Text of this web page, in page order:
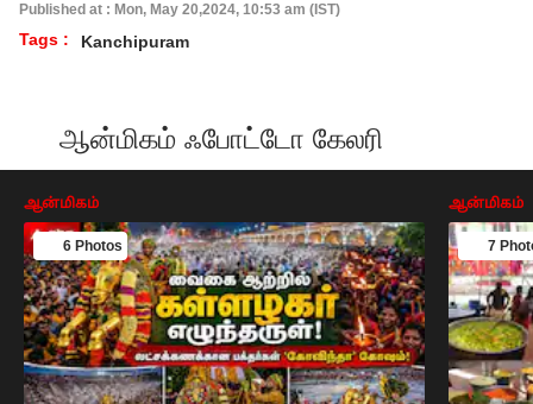
Published at : Mon, May 20,2024, 10:53 am (IST)
Tags : Kanchipuram
ஆன்மிகம் ஃபோட்டோ கேலரி
ஆன்மிகம்
6 Photos
ஆன்மிகம்
7